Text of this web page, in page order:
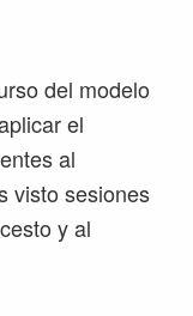
del modelo
el
al
visto sesiones
y al